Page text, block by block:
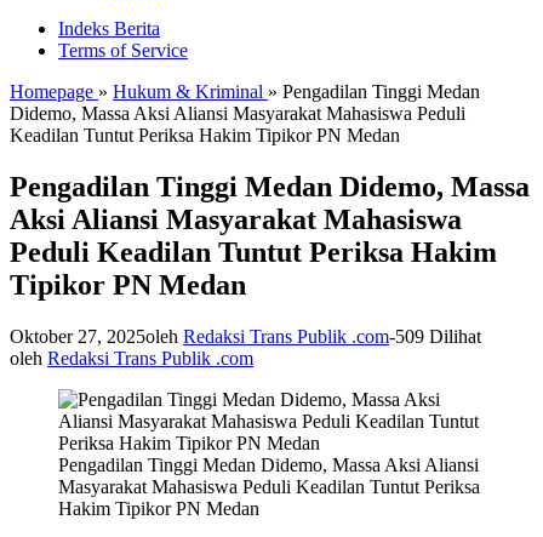
Indeks Berita
Terms of Service
Homepage » Hukum & Kriminal » Pengadilan Tinggi Medan
Didemo, Massa Aksi Aliansi Masyarakat Mahasiswa Peduli
Keadilan Tuntut Periksa Hakim Tipikor PN Medan
Pengadilan Tinggi Medan Didemo, Massa
Aksi Aliansi Masyarakat Mahasiswa
Peduli Keadilan Tuntut Periksa Hakim
Tipikor PN Medan
Oktober 27, 2025oleh Redaksi Trans Publik .com-509 Dilihat
oleh Redaksi Trans Publik .com
Pengadilan Tinggi Medan Didemo, Massa Aksi Aliansi
Masyarakat Mahasiswa Peduli Keadilan Tuntut Periksa
Hakim Tipikor PN Medan